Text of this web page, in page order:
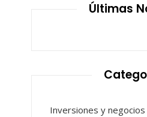
Últimas
Inversiones y negocios